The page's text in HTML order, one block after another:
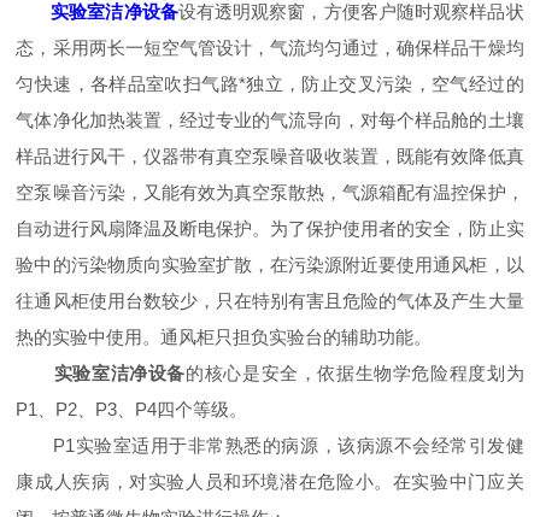
实验室洁净设备设有透明观察窗，方便客户随时观察样品状
态，采用两长一短空气管设计，气流均匀通过，确保样品干燥均
匀快速，各样品室吹扫气路*独立，防止交叉污染，空气经过的
气体净化加热装置，经过专业的气流导向，对每个样品舱的土壤
样品进行风干，仪器带有真空泵噪音吸收装置，既能有效降低真
空泵噪音污染，又能有效为真空泵散热，气源箱配有温控保护，
自动进行风扇降温及断电保护。为了保护使用者的安全，防止实
验中的污染物质向实验室扩散，在污染源附近要使用通风柜，以
往通风柜使用台数较少，只在特别有害且危险的气体及产生大量
热的实验中使用。通风柜只担负实验台的辅助功能。
实验室洁净设备的核心是安全，依据生物学危险程度划为
P1、P2、P3、P4四个等级。
P1实验室适用于非常熟悉的病源，该病源不会经常引发健
康成人疾病，对实验人员和环境潜在危险小。在实验中门应关